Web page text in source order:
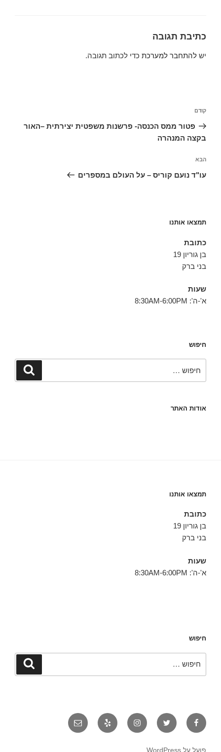
כתיבת תגובה
יש להתחבר למערכת כדי לכתוב תגובה.
הפוסט
הקודם
קודם
פטור ממס הכנסה- פרשנות משפטית יצירתית –האור
בקצה המנהרה
הפוסט
הבא
הבא
עו"ד נועם קוריס – על העולם במספרים
תמצאו אותנו
כתובת
בן גוריון 19
בני ברק
שעות
א'-ה': 8:30AM-6:00PM
חיפוש
חיפוש
אודות האתר
תמצאו אותנו
כתובת
בן גוריון 19
בני ברק
שעות
א'-ה': 8:30AM-6:00PM
חיפוש
חיפוש
פייסבוק טוויטר אינסטגרם יאלפ אימייל
פועל על WordPress